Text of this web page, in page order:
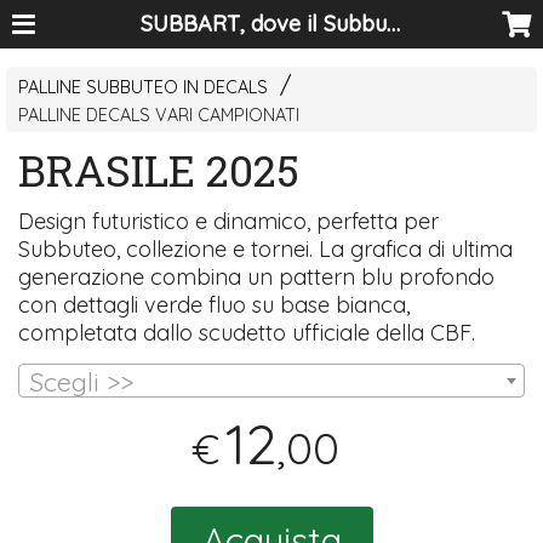
SUBBART, dove il Subbuteo diventa arte
PALLINE SUBBUTEO IN DECALS
PALLINE DECALS VARI CAMPIONATI
BRASILE 2025
Design futuristico e dinamico, perfetta per
Subbuteo, collezione e tornei. La grafica di ultima
generazione combina un pattern blu profondo
con dettagli verde fluo su base bianca,
completata dallo scudetto ufficiale dellaCBF.
Scegli >>
€12,00